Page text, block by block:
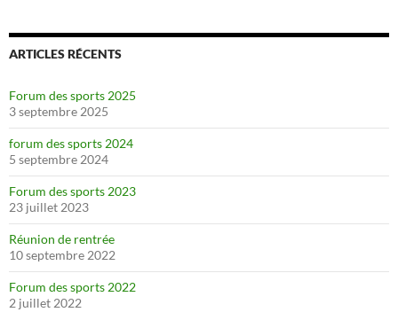
ARTICLES RÉCENTS
Forum des sports 2025
3 septembre 2025
forum des sports 2024
5 septembre 2024
Forum des sports 2023
23 juillet 2023
Réunion de rentrée
10 septembre 2022
Forum des sports 2022
2 juillet 2022